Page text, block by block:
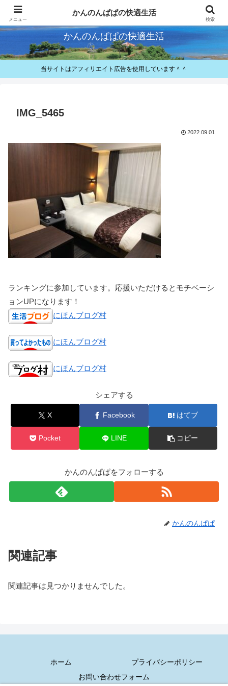
快適とお得が好きなパパのレビューと備忘録
かんのんぱぱの快適生活
当サイトはアフィリエイト広告を使用しています＾＾
IMG_5465
2022.09.01
ランキングに参加しています。応援いただけるとモチベーシ
ョンUPになります！
にほんブログ村
にほんブログ村
にほんブログ村
シェアする
X Facebook はてブ
Pocket LINE コピー
かんのんぱぱをフォローする
かんのんぱぱ
関連記事
関連記事は見つかりませんでした。
ホーム
プライバシーポリシー
お問い合わせフォーム
メニュー
かんのんぱぱの快適生活
検索